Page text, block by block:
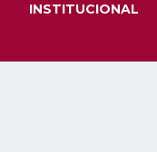
INSTITUCIONAL